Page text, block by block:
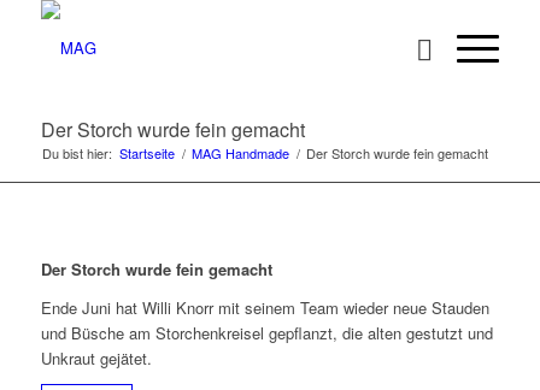
Der Storch wurde fein gemacht
Du bist hier: Startseite / MAG Handmade / Der Storch wurde fein gemacht
Der Storch wurde fein gemacht
Ende Juni hat Willi Knorr mit seinem Team wieder neue Stauden
und Büsche am Storchenkreisel gepflanzt, die alten gestutzt und
Unkraut gejätet.